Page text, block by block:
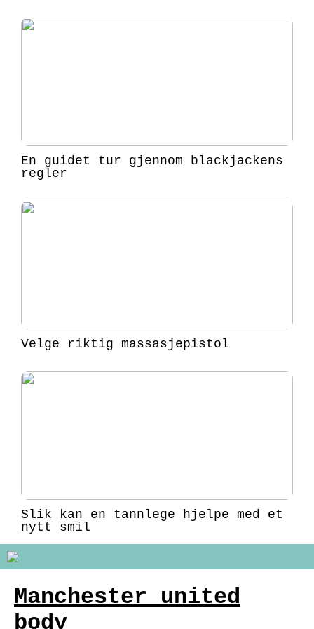
En guidet tur gjennom blackjackens
regler
Velge riktig massasjepistol
Slik kan en tannlege hjelpe med et
nytt smil
Manchester united
body